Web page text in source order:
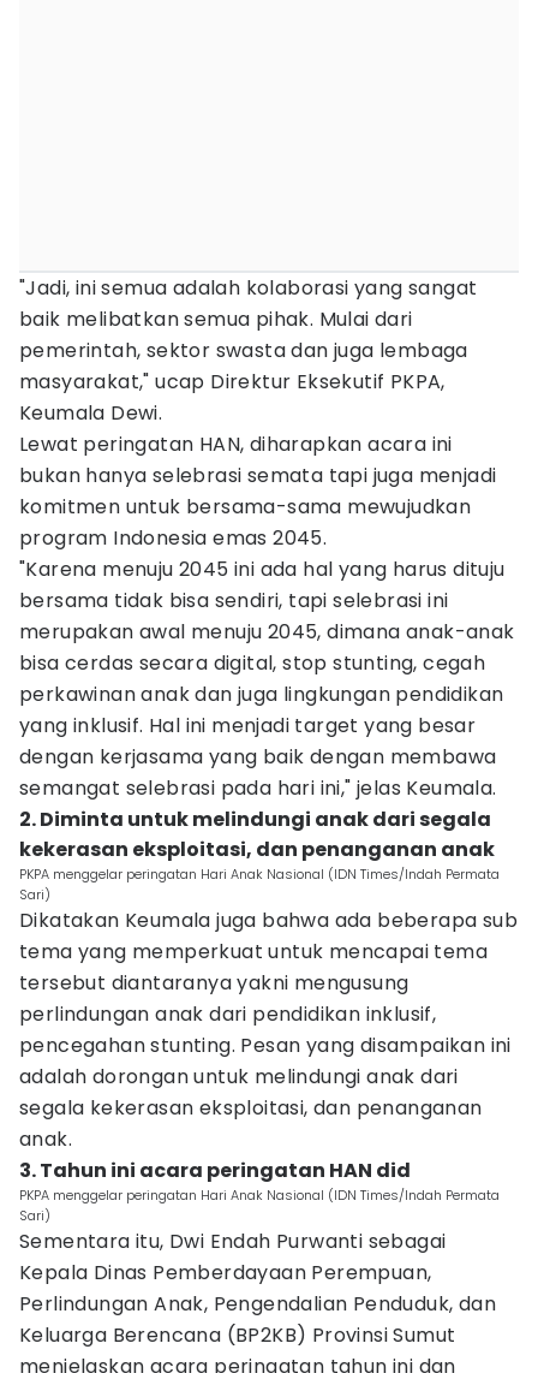
"Jadi, ini semua adalah kolaborasi yang sangat
baik melibatkan semua pihak. Mulai dari
pemerintah, sektor swasta dan juga lembaga
masyarakat," ucap Direktur Eksekutif PKPA,
Keumala Dewi.
Lewat peringatan HAN, diharapkan acara ini
bukan hanya selebrasi semata tapi juga menjadi
komitmen untuk bersama-sama mewujudkan
program Indonesia emas 2045.
"Karena menuju 2045 ini ada hal yang harus dituju
bersama tidak bisa sendiri, tapi selebrasi ini
merupakan awal menuju 2045, dimana anak-anak
bisa cerdas secara digital, stop stunting, cegah
perkawinan anak dan juga lingkungan pendidikan
yang inklusif. Hal ini menjadi target yang besar
dengan kerjasama yang baik dengan membawa
semangat selebrasi pada hari ini," jelas Keumala.
2. Diminta untuk melindungi anak dari segala
kekerasan eksploitasi, dan penanganan anak
PKPA menggelar peringatan Hari Anak Nasional (IDN Times/Indah Permata
Sari)
Dikatakan Keumala juga bahwa ada beberapa sub
tema yang memperkuat untuk mencapai tema
tersebut diantaranya yakni mengusung
perlindungan anak dari pendidikan inklusif,
pencegahan stunting. Pesan yang disampaikan ini
adalah dorongan untuk melindungi anak dari
segala kekerasan eksploitasi, dan penanganan
anak.
3. Tahun ini acara peringatan HAN did
PKPA menggelar peringatan Hari Anak Nasional (IDN Times/Indah Permata
Sari)
Sementara itu, Dwi Endah Purwanti sebagai
Kepala Dinas Pemberdayaan Perempuan,
Perlindungan Anak, Pengendalian Penduduk, dan
Keluarga Berencana (BP2KB) Provinsi Sumut
menjelaskan acara peringatan tahun ini dan